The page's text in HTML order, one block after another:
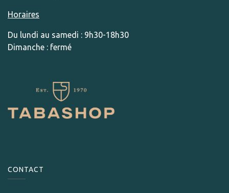
Horaires
Du lundi au samedi : 9h30-18h30
Dimanche : fermé
CONTACT